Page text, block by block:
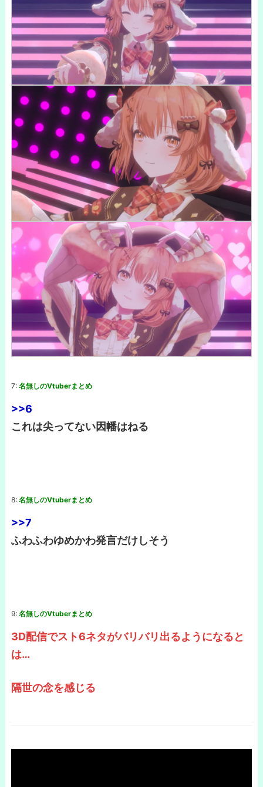
7: 名無しのVtuberまとめ
>>6
これは尖ってない因幡はねる
8: 名無しのVtuberまとめ
>>7
ふわふわゆめかわ発言だけしそう
9: 名無しのVtuberまとめ
3D配信でスト6ネタがバリバリ出るようになると
は…
隔世の念を感じる